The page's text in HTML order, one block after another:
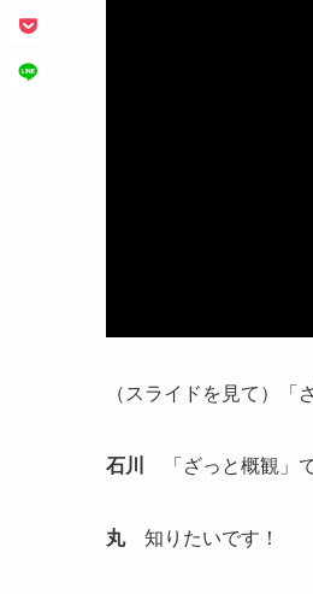
（スライドを見て）「
石川 「ざっと概観」
丸知りたいです！